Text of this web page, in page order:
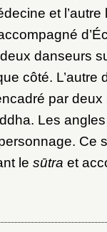
et
danseurs
côté. L’autre
par
Les
Ce
le sūtra et
Vous n'êtes